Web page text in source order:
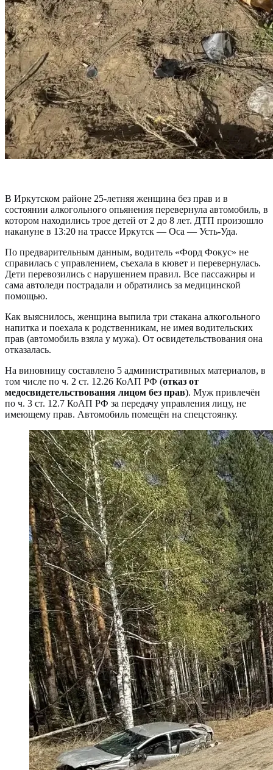
В Иркутском районе 25-летняя женщина без прав и в
состоянии алкогольного опьянения перевернула автомобиль, в
котором находились трое детей от 2 до 8 лет. ДТП произошло
накануне в 13:20 на трассе Иркутск — Оса — Усть-Уда.
По предварительным данным, водитель «Форд Фокус» не
справилась с управлением, съехала в кювет и перевернулась.
Дети перевозились с нарушением правил. Все пассажиры и
сама автоледи пострадали и обратились за медицинской
помощью.
Как выяснилось, женщина выпила три стакана алкогольного
напитка и поехала к родственникам, не имея водительских
прав (автомобиль взяла у мужа). От освидетельствования она
отказалась.
На виновницу составлено 5 административных материалов, в
том числе по ч. 2 ст. 12.26 КоАП РФ (отказ от
медосвидетельствования лицом без прав). Муж привлечён
по ч. 3 ст. 12.7 КоАП РФ за передачу управления лицу, не
имеющему прав. Автомобиль помещён на спецстоянку.